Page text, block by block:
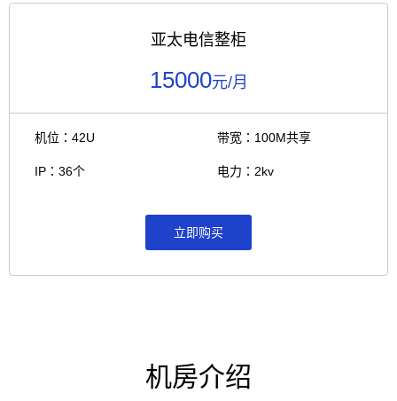
亚太电信整柜
15000元/月
机位：42U
IP：36个
带宽：100M共享
电力：2kv
立即购买
机房介绍